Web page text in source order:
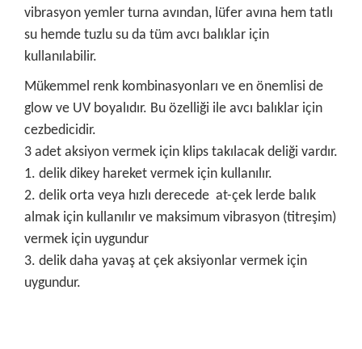
vibrasyon yemler turna avından, lüfer avına hem tatlı
su hemde tuzlu su da tüm avcı balıklar için
kullanılabilir.
Mükemmel renk kombinasyonları ve en önemlisi de
glow ve UV boyalıdır. Bu özelliği ile avcı balıklar için
cezbedicidir.
3 adet aksiyon vermek için klips takılacak deliği vardır.
1. delik dikey hareket vermek için kullanılır.
2. delik orta veya hızlı derecede at-çek lerde balık
almak için kullanılır ve maksimum vibrasyon (titreşim)
vermek için uygundur
3. delik daha yavaş at çek aksiyonlar vermek için
uygundur.